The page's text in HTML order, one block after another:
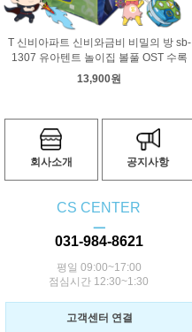
T 신비아파트 신비와금비 비밀의 방 sb-
1307 유아텐트 놀이집 볼풀 OST 수록
13,900원
회사소개 공지사항
CS CENTER
ㅡ
031-984-8621
평일 09:00~17:00
점심시간 12:30~1:30
고객센터 연결